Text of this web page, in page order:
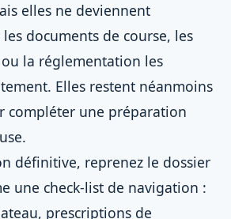
elles ne deviennent
documents de course, les
ou la réglementation les
Elles restent néanmoins
compléter une préparation
définitive, reprenez le dossier
une check-list de navigation :
prescriptions de